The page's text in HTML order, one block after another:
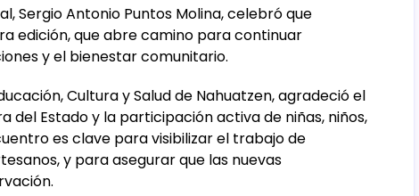
Sergio Antonio Puntos Molina, celebró que
edición, que abre camino para continuar
y el bienestar comunitario.
Cultura y Salud de Nahuatzen, agradeció el
del Estado y la participación activa de niñas, niños,
es clave para visibilizar el trabajo de
y para asegurar que las nuevas